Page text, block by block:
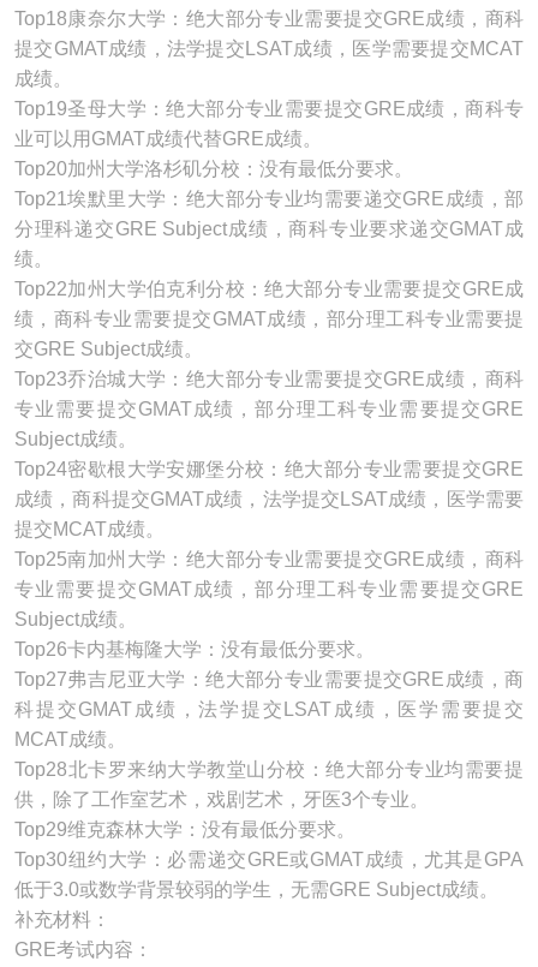
Top18康奈尔大学：绝大部分专业需要提交GRE成绩，商科
提交GMAT成绩，法学提交LSAT成绩，医学需要提交MCAT
成绩。
Top19圣母大学：绝大部分专业需要提交GRE成绩，商科专
业可以用GMAT成绩代替GRE成绩。
Top20加州大学洛杉矶分校：没有最低分要求。
Top21埃默里大学：绝大部分专业均需要递交GRE成绩，部
分理科递交GRE Subject成绩，商科专业要求递交GMAT成
绩。
Top22加州大学伯克利分校：绝大部分专业需要提交GRE成
绩，商科专业需要提交GMAT成绩，部分理工科专业需要提
交GRE Subject成绩。
Top23乔治城大学：绝大部分专业需要提交GRE成绩，商科
专业需要提交GMAT成绩，部分理工科专业需要提交GRE
Subject成绩。
Top24密歇根大学安娜堡分校：绝大部分专业需要提交GRE
成绩，商科提交GMAT成绩，法学提交LSAT成绩，医学需要
提交MCAT成绩。
Top25南加州大学：绝大部分专业需要提交GRE成绩，商科
专业需要提交GMAT成绩，部分理工科专业需要提交GRE
Subject成绩。
Top26卡内基梅隆大学：没有最低分要求。
Top27弗吉尼亚大学：绝大部分专业需要提交GRE成绩，商
科提交GMAT成绩，法学提交LSAT成绩，医学需要提交
MCAT成绩。
Top28北卡罗来纳大学教堂山分校：绝大部分专业均需要提
供，除了工作室艺术，戏剧艺术，牙医3个专业。
Top29维克森林大学：没有最低分要求。
Top30纽约大学：必需递交GRE或GMAT成绩，尤其是GPA
低于3.0或数学背景较弱的学生，无需GRE Subject成绩。
补充材料：
GRE考试内容：